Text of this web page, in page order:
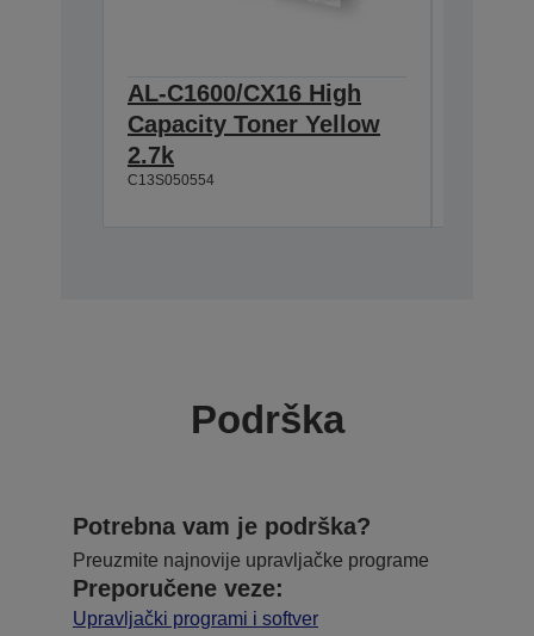
AL-C1600/CX16 High
Capacity Toner Yellow
2.7k
C13S050554
Podrška
Potrebna vam je podrška?
Preuzmite najnovije upravljačke programe
Preporučene veze:
Upravljački programi i softver